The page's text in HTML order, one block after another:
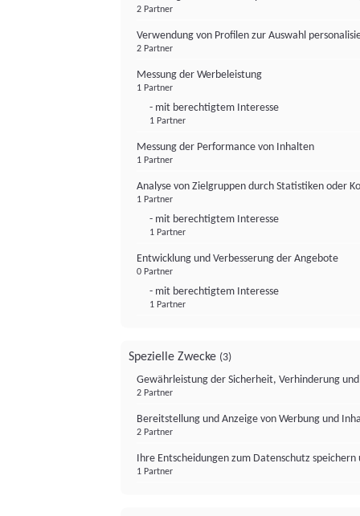
2 Partner
Verwendung von Profilen zur Auswahl
2 Partner
Messung der Werbeleistung
1 Partner
- mit berechtigtem Interesse
1 Partner
Messung der Performance von Inhalten
1 Partner
Analyse von Zielgruppen durch Statistiken oder
1 Partner
- mit berechtigtem Interesse
1 Partner
Entwicklung und Verbesserung der Angebote
0 Partner
- mit berechtigtem Interesse
1 Partner
Spezielle Zwecke (3)
Gewährleistung der Sicherheit, Verhinderung
2 Partner
Bereitstellung und Anzeige von Werbung und
2 Partner
Ihre Entscheidungen zum Datenschutz
1 Partner